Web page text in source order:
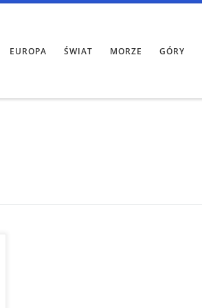
EUROPA ŚWIAT MORZE GÓRY